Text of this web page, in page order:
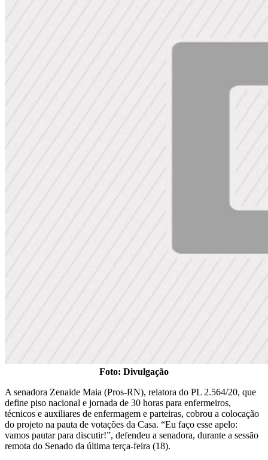
Foto: Divulgação
A senadora Zenaide Maia (Pros-RN), relatora do PL 2.564/20, que
define piso nacional e jornada de 30 horas para enfermeiros,
técnicos e auxiliares de enfermagem e parteiras, cobrou a colocação
do projeto na pauta de votações da Casa. “Eu faço esse apelo:
vamos pautar para discutir!”, defendeu a senadora, durante a sessão
remota do Senado da última terça-feira (18).